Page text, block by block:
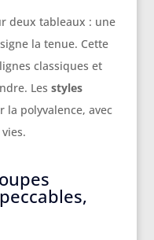
deux tableaux : une
la tenue. Cette
classiques et
Les styles
polyvalence, avec